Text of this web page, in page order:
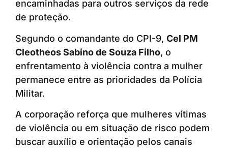
encaminhadas para outros serviços da rede
de proteção.
Segundo o comandante do CPI-9, Cel PM
Cleotheos Sabino de Souza Filho, o
enfrentamento à violência contra a mulher
permanece entre as prioridades da Polícia
Militar.
A corporação reforça que mulheres vítimas
de violência ou em situação de risco podem
buscar auxílio e orientação pelos canais